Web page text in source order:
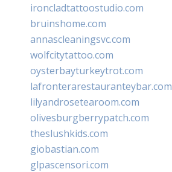
ironcladtattoostudio.com
bruinshome.com
annascleaningsvc.com
wolfcitytattoo.com
oysterbayturkeytrot.com
lafronterarestauranteybar.com
lilyandrosetearoom.com
olivesburgberrypatch.com
theslushkids.com
giobastian.com
glpascensori.com